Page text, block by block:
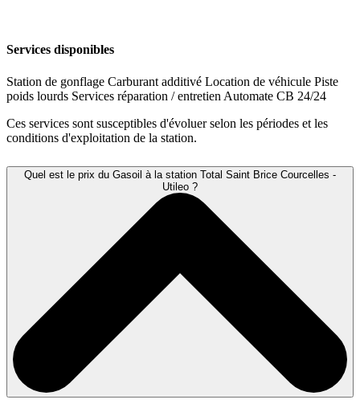
Services disponibles
Station de gonflage Carburant additivé Location de véhicule Piste
poids lourds Services réparation / entretien Automate CB 24/24
Ces services sont susceptibles d'évoluer selon les périodes et les
conditions d'exploitation de la station.
Quel est le prix du Gasoil à la station Total Saint Brice Courcelles -
Utileo ?